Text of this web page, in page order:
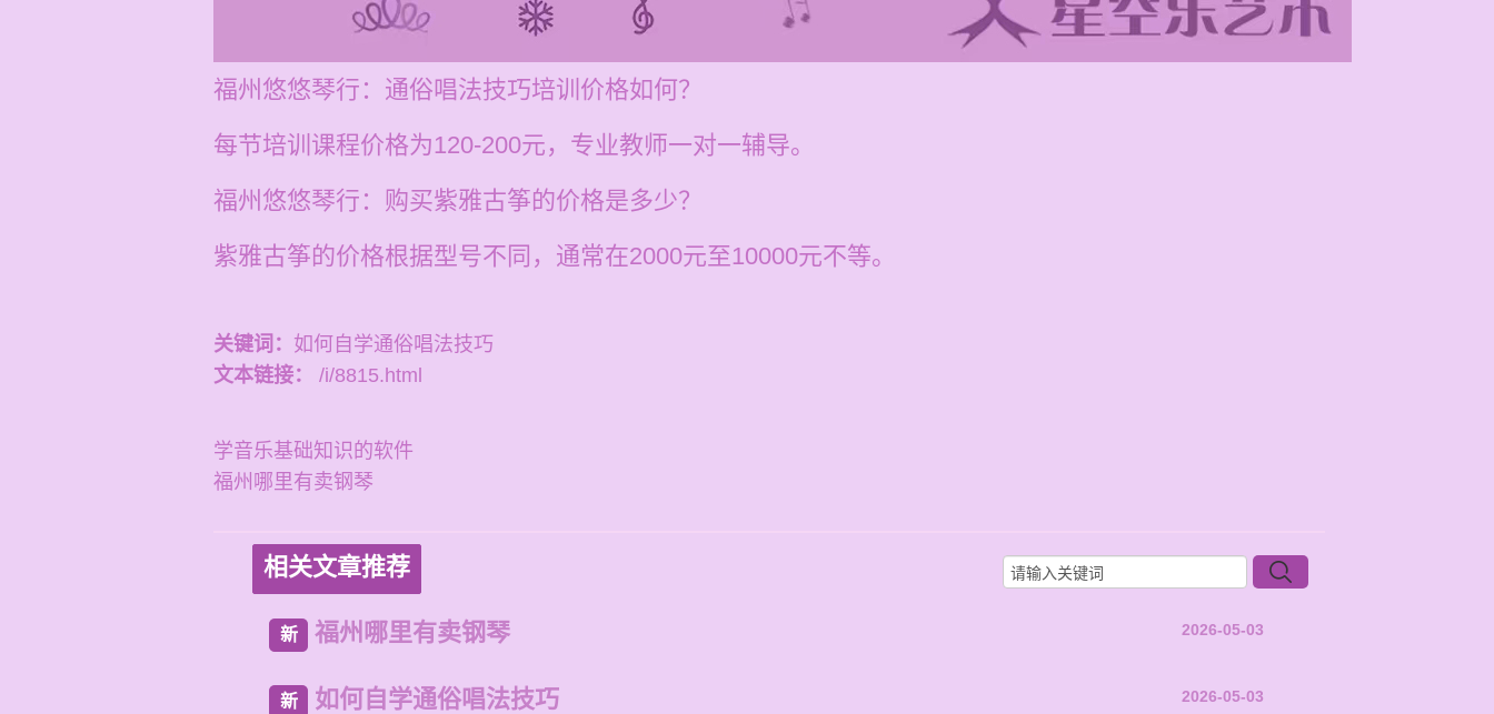
福州悠悠琴行：通俗唱法技巧培训价格如何？
每节培训课程价格为120-200元，专业教师一对一辅导。
福州悠悠琴行：购买紫雅古筝的价格是多少？
紫雅古筝的价格根据型号不同，通常在2000元至10000元不等。
关键词： 如何自学通俗唱法技巧
文本链接：
/i/8815.html
学音乐基础知识的软件
福州哪里有卖钢琴
相关文章推荐
新 福州哪里有卖钢琴 2026-05-03
新 如何自学通俗唱法技巧 2026-05-03